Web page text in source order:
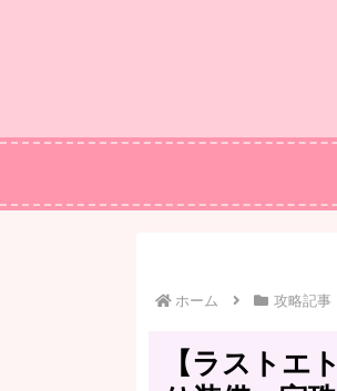
ホーム 攻略記事
【ラストエ